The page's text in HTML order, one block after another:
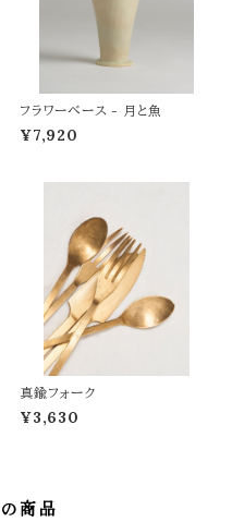
フラワーベース - 月と魚
¥7,920
真鍮フォーク
¥3,630
商品